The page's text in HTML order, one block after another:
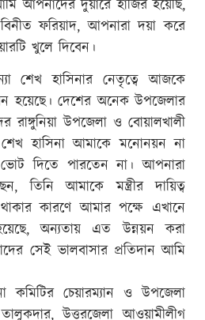
আপনাদের দুয়ারে হাজির হয়েছি,
ফরিয়াদ, আপনারা দয়া করে
খুলে দিবেন।
শেখ হাসিনার নেতৃত্বে আজকে
হয়েছে। দেশের অনেক উপজেলার
রাঙ্গুনিয়া উপজেলা ও বোয়ালখালী
শেখ হাসিনা আমাকে মনোনয়ন না
দিতে পারতেন না। আপনারা
তিনি আমাকে মন্ত্রীর দায়িত্ব
থাকার কারণে আমার পক্ষে এখানে
অন্যতায় এত উন্নয়ন করা
সেই ভালবাসার প্রতিদান আমি
কমিটির চেয়ারম্যান ও উপজেলা
উত্তরজেলা আওয়ামীলীগ